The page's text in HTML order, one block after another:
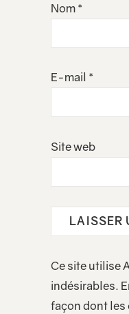
Nom *
E-mail *
Site web
Ce site utilise
indésirables.
façon dont les